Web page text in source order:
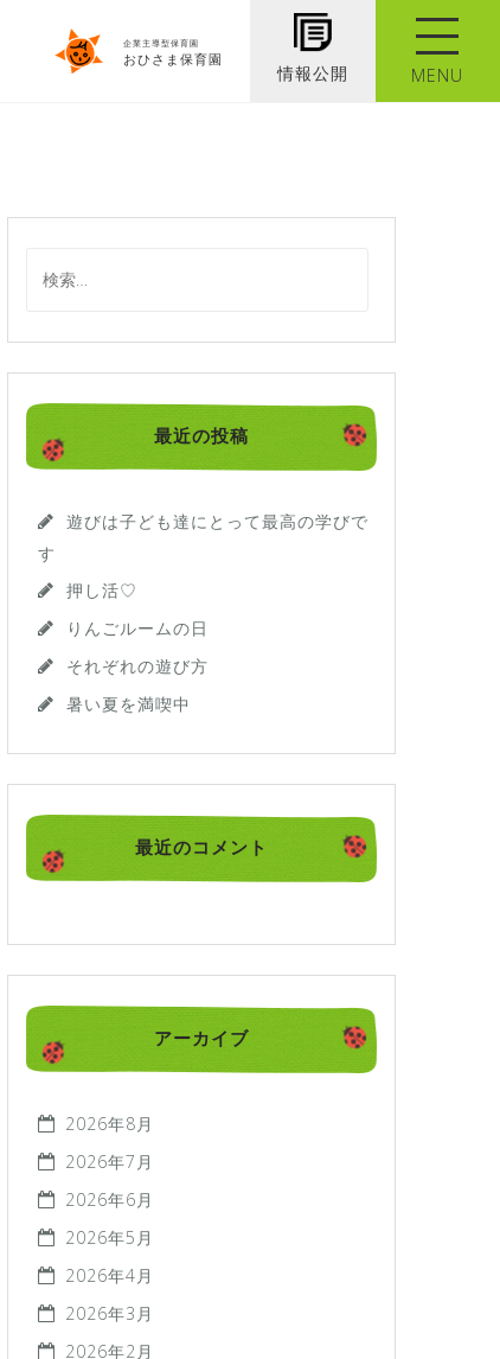
企業主導型保育園
おひさま保育園
情報公開 MENU
最近の投稿
遊びは子ども達にとって最高の学びで
す
押し活♡
りんごルームの日
それぞれの遊び方
暑い夏を満喫中
最近のコメント
アーカイブ
2026年8月
2026年7月
2026年6月
2026年5月
2026年4月
2026年3月
2026年2月